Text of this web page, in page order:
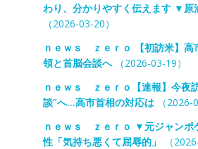
わり、分かりやすく伝えます ▼原
（2026-03-20）
ｎｅｗｓ ｚｅｒｏ 【初訪米】高
領と首脳会談へ（2026-03-19）
ｎｅｗｓ ｚｅｒｏ【速報】今夜
談”へ…高市首相の対応は（2026-
ｎｅｗｓ ｚｅｒｏ ▼元ジャンポ
性「気持ち悪くて屈辱的」
（